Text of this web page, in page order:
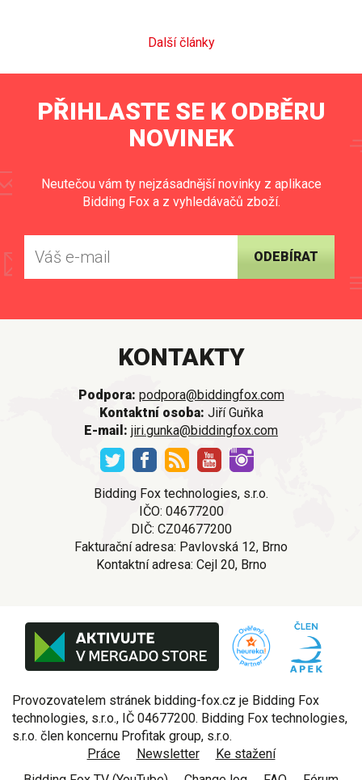
Další články
PŘIHLASTE SE K ODBĚRU
NOVINEK
Neutečou vám ty nejzásadnější novinky z aplikace
Bidding Fox a z vyhledávačů zboží.
ODEBÍRAT
KONTAKTY
Podpora: podpora@biddingfox.com
Kontaktní osoba: Jiří Guňka
E-mail: jiri.gunka@biddingfox.com
Bidding Fox technologies, s.r.o.
IČO: 04677200
DIČ: CZ04677200
Fakturační adresa: Pavlovská 12, Brno
Kontaktní adresa: Cejl 20, Brno
Provozovatelem stránek bidding-fox.cz je Bidding Fox
technologies, s.r.o., IČ 04677200. Bidding Fox technologies,
s.r.o. člen koncernu Profitak group, s.r.o.
Práce
Newsletter
Ke stažení